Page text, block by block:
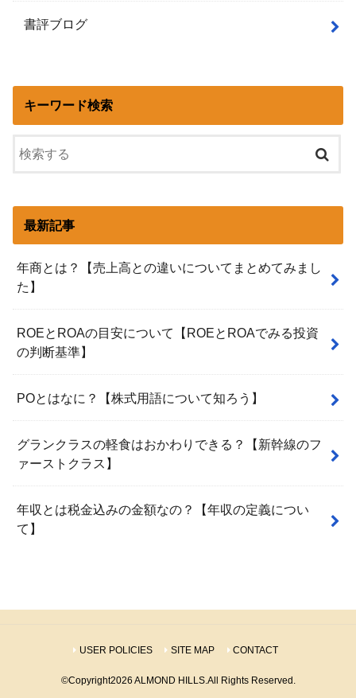
書評ブログ
キーワード検索
最新記事
年商とは？【売上高との違いについてまとめてみまし
た】
ROEとROAの目安について【ROEとROAでみる投資
の判断基準】
POとはなに？【株式用語について知ろう】
グランクラスの軽食はおかわりできる？【新幹線のフ
ァーストクラス】
年収とは税金込みの金額なの？【年収の定義につい
て】
USER POLICIES SITE MAP CONTACT
©Copyright2026 ALMOND HILLS.All Rights Reserved.